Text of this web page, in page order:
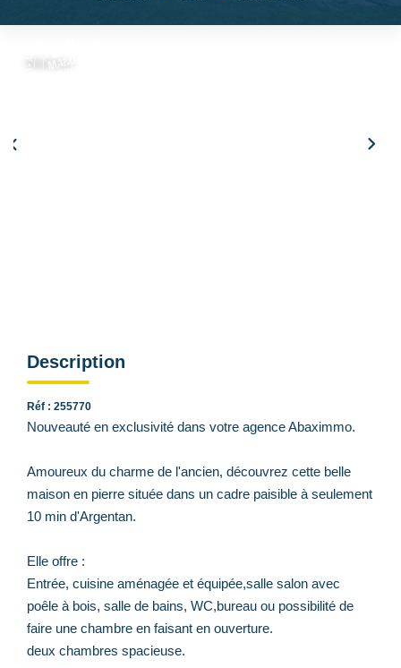
Nouveau
Description
Réf : 255770
Nouveauté en exclusivité dans votre agence Abaximmo.
Amoureux du charme de l'ancien, découvrez cette belle
maison en pierre située dans un cadre paisible à seulement
10 min d'Argentan.
Elle offre :
Entrée, cuisine aménagée et équipée,salle salon avec
poêle à bois, salle de bains, WC,bureau ou possibilité de
faire une chambre en faisant en ouverture.
deux chambres spacieuse.